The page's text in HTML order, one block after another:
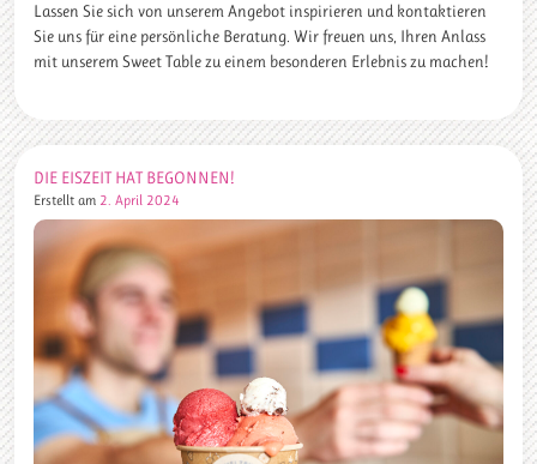
Lassen Sie sich von unserem Angebot inspirieren und kontaktieren
Sie uns für eine persönliche Beratung. Wir freuen uns, Ihren Anlass
mit unserem Sweet Table zu einem besonderen Erlebnis zu machen!
DIE EISZEIT HAT BEGONNEN!
Erstellt am 2. April 2024